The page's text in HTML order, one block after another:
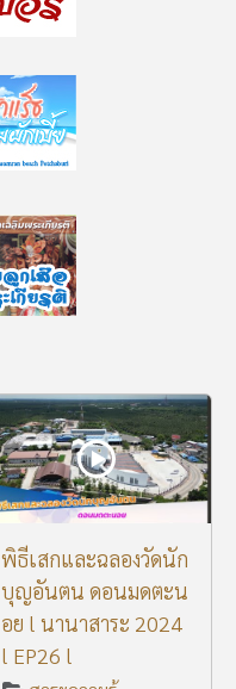
พิธีเสกและฉลองวัดนัก
บุญอันตน ดอนมดตะน
อย l นานาสาระ 2024
l EP26 l